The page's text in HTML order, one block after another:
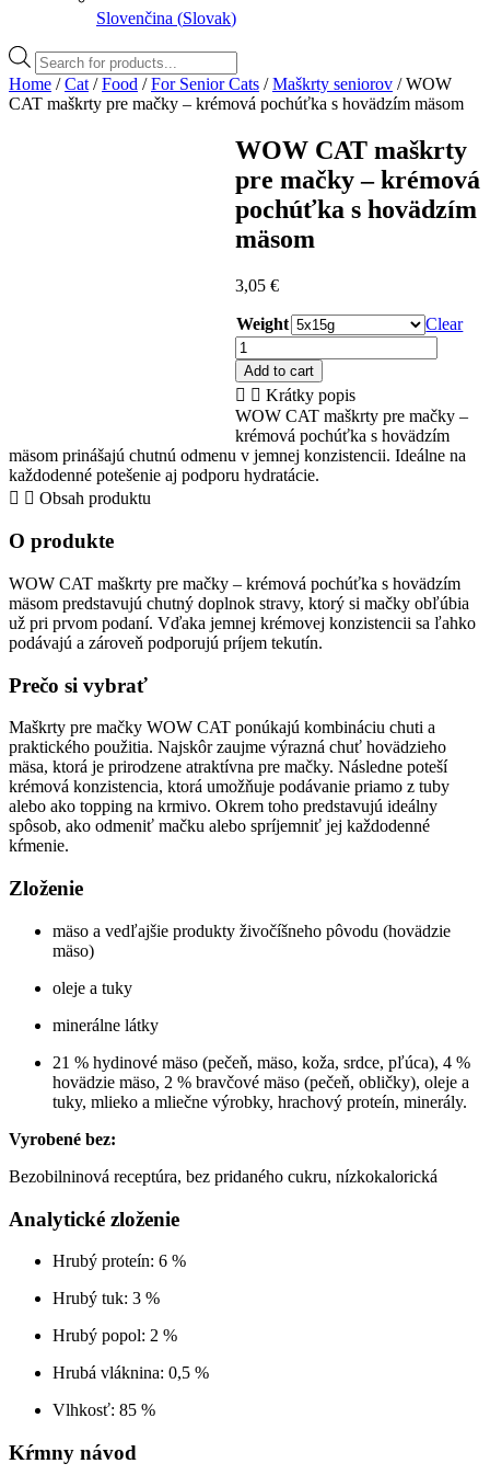
Slovenčina (Slovak)
Products
search
Home /Cat /Food /For Senior Cats /Maškrty seniorov / WOW
CAT maškrty pre mačky – krémová pochúťka s hovädzím mäsom
WOW CAT maškrty
pre mačky – krémová
pochúťka s hovädzím
mäsom
3,05€
Weight
Clear
WOW
CAT
maškrty
pre
mačky
-
krémová
pochúťka
Add to cart
Krátky popis
WOW CAT maškrty pre mačky –
krémová pochúťka s hovädzím
mäsom prinášajú chutnú odmenu v jemnej konzistencii. Ideálne na
každodenné potešenie aj podporu hydratácie.
Obsah produktu
O produkte
WOW CAT maškrty pre mačky – krémová pochúťka s hovädzím
mäsom predstavujú chutný doplnok stravy, ktorý si mačky obľúbia
už pri prvom podaní. Vďaka jemnej krémovej konzistencii sa ľahko
podávajú a zároveň podporujú príjem tekutín.
Prečo si vybrať
Maškrty pre mačky WOW CAT ponúkajú kombináciu chuti a
praktického použitia. Najskôr zaujme výrazná chuť hovädzieho
mäsa, ktorá je prirodzene atraktívna pre mačky. Následne poteší
krémová konzistencia, ktorá umožňuje podávanie priamo z tuby
alebo ako topping na krmivo. Okrem toho predstavujú ideálny
spôsob, ako odmeniť mačku alebo spríjemniť jej každodenné
kŕmenie.
Zloženie
mäso a vedľajšie produkty živočíšneho pôvodu (hovädzie
mäso)
oleje a tuky
minerálne látky
21 % hydinové mäso (pečeň, mäso, koža, srdce, pľúca), 4 %
hovädzie mäso, 2 % bravčové mäso (pečeň, obličky), oleje a
tuky, mlieko a mliečne výrobky, hrachový proteín, minerály.
Vyrobené bez:
Bezobilninová receptúra, bez pridaného cukru, nízkokalorická
Analytické zloženie
Hrubý proteín: 6 %
Hrubý tuk: 3 %
Hrubý popol: 2 %
Hrubá vláknina: 0,5 %
Vlhkosť: 85 %
Kŕmny návod